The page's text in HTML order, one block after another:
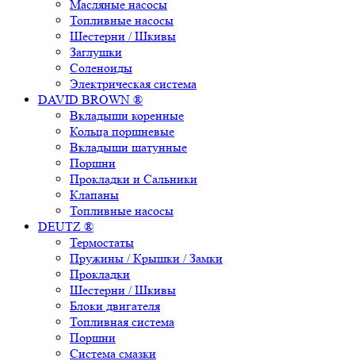
Масляные насосы
Топливные насосы
Шестерни / Шкивы
Заглушки
Соленоиды
Электрическая система
DAVID BROWN ®
Вкладыши коренные
Кольца поршневые
Вкладыши шатунные
Поршни
Прокладки и Сальники
Клапаны
Топливные насосы
DEUTZ ®
Термостаты
Пружины / Крышки / Замки
Прокладки
Шестерни / Шкивы
Блоки двигателя
Топливная система
Поршни
Система смазки